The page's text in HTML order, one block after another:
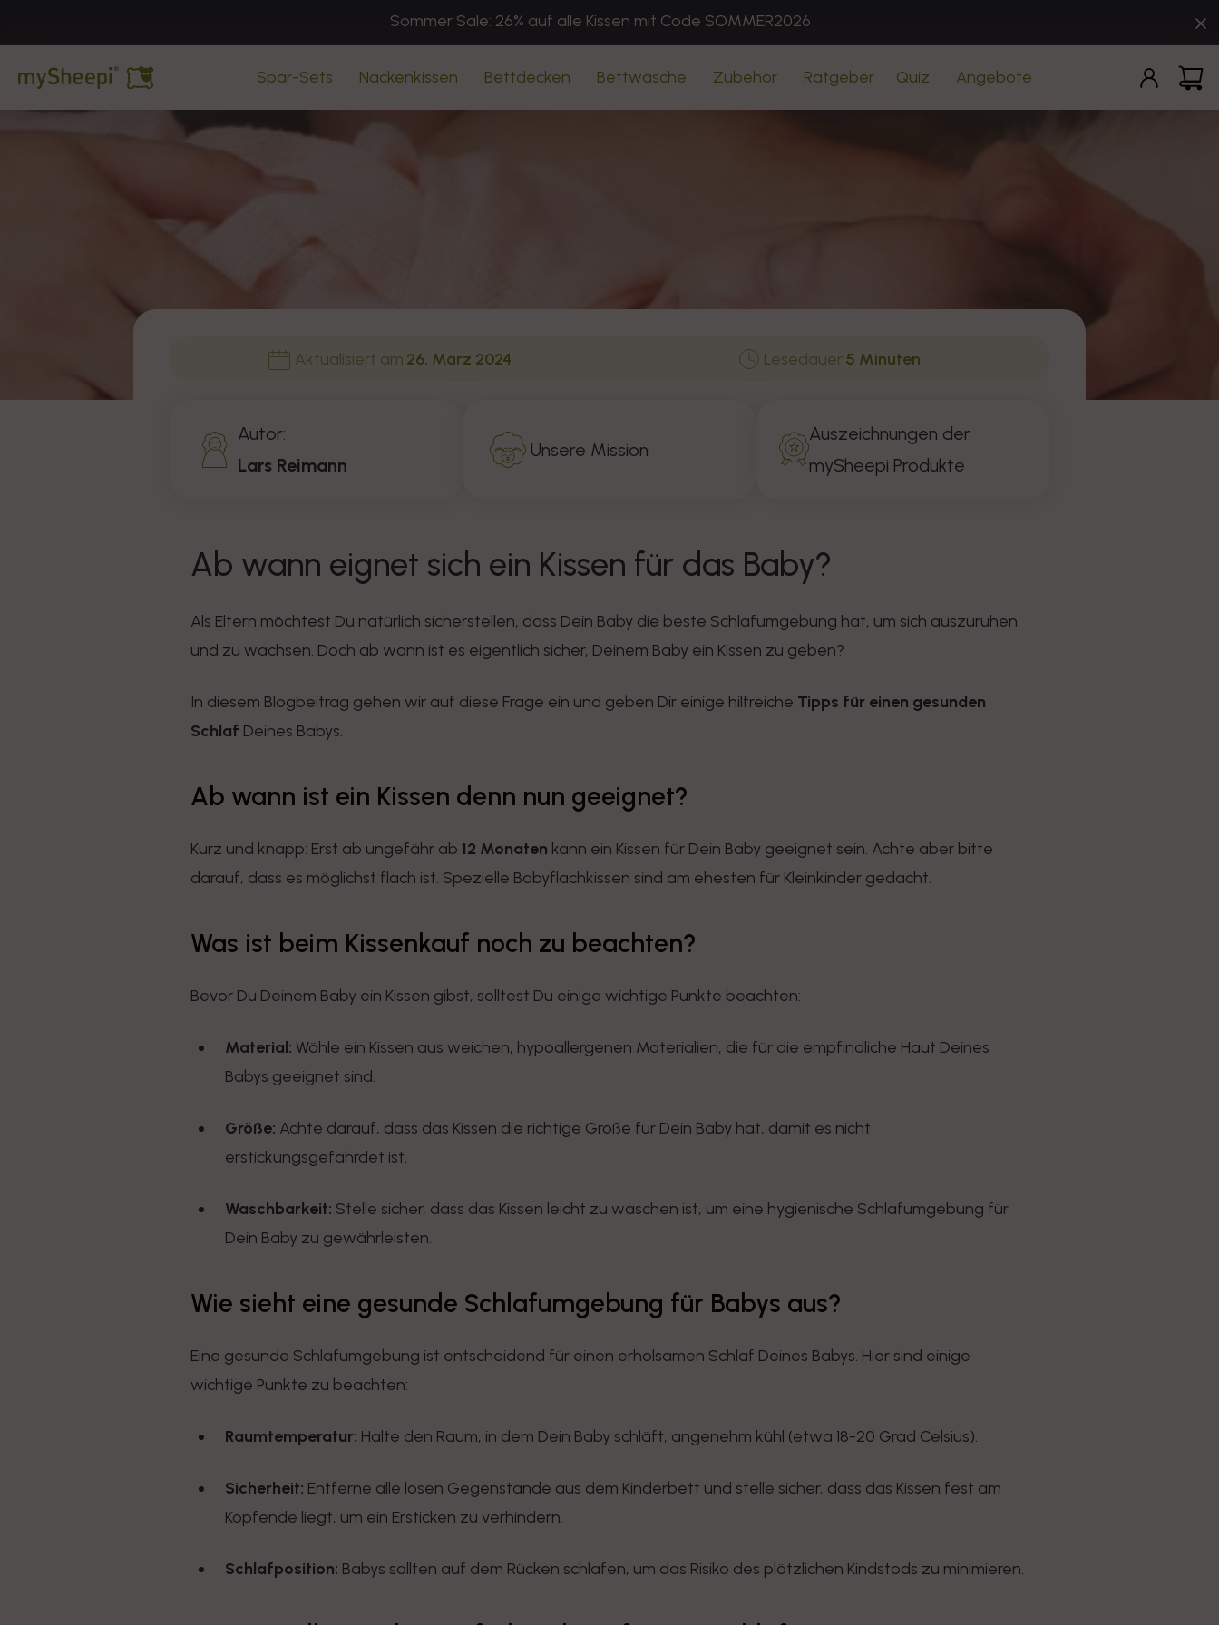
zum
Inhalt
Sommer Sale: 26% auf alle Kissen mit Code SOMMER2026
Spar-Sets Nackenkissen Bettdecken Bettwäsche Zubehör Ratgeber Quiz Angebote Einloggen
Aktualisiert am:26. März 2024 Lesedauer:5 Minuten
Autor:
Lars Reimann
Unsere Mission
Auszeichnungen der
mySheepi Produkte
Ab wann eignet sich ein Kissen für das Baby?
Als Eltern möchtest Du natürlich sicherstellen, dass Dein Baby die beste Schlafumgebung hat, um sich auszuruhen
und zu wachsen. Doch ab wann ist es eigentlich sicher, Deinem Baby ein Kissen zu geben?
In diesem Blogbeitrag gehen wir auf diese Frage ein und geben Dir einige hilfreiche Tipps für einen gesunden
Schlaf Deines Babys.
Ab wann ist ein Kissen denn nun geeignet?
Kurz und knapp: Erst ab ungefähr ab 12 Monaten kann ein Kissen für Dein Baby geeignet sein. Achte aber bitte
darauf, dass es möglichst flach ist. Spezielle Babyflachkissen sind am ehesten für Kleinkinder gedacht.
Was ist beim Kissenkauf noch zu beachten?
Bevor Du Deinem Baby ein Kissen gibst, solltest Du einige wichtige Punkte beachten:
Material: Wähle ein Kissen aus weichen, hypoallergenen Materialien, die für die empfindliche Haut Deines
Babys geeignet sind.
Größe: Achte darauf, dass das Kissen die richtige Größe für Dein Baby hat, damit es nicht
erstickungsgefährdet ist.
Waschbarkeit: Stelle sicher, dass das Kissen leicht zu waschen ist, um eine hygienische Schlafumgebung für
Dein Baby zu gewährleisten.
Wie sieht eine gesunde Schlafumgebung für Babys aus?
Eine gesunde Schlafumgebung ist entscheidend für einen erholsamen Schlaf Deines Babys. Hier sind einige
wichtige Punkte zu beachten:
Raumtemperatur: Halte den Raum, in dem Dein Baby schläft, angenehm kühl (etwa 18-20 Grad Celsius).
Sicherheit: Entferne alle losen Gegenstände aus dem Kinderbett und stelle sicher, dass das Kissen fest am
Kopfende liegt, um ein Ersticken zu verhindern.
Schlafposition: Babys sollten auf dem Rücken schlafen, um das Risiko des plötzlichen Kindstods zu minimieren.